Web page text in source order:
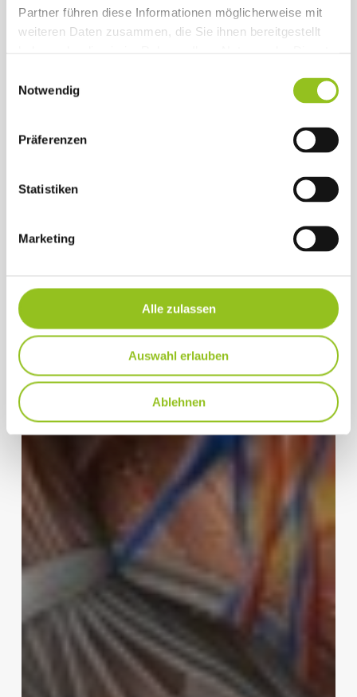
Partner führen diese Informationen möglicherweise mit
weiteren Daten zusammen, die Sie ihnen bereitgestellt
Notwendig
Präferenzen
Statistiken
Marketing
Alle zulassen
Auswahl erlauben
Ablehnen